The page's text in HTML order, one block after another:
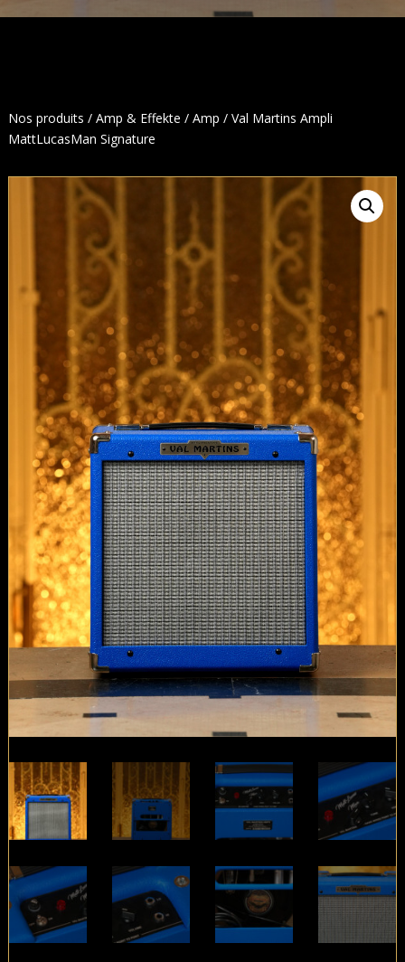
Nos produits / Amp & Effekte / Amp / Val Martins Ampli
MattLucasMan Signature